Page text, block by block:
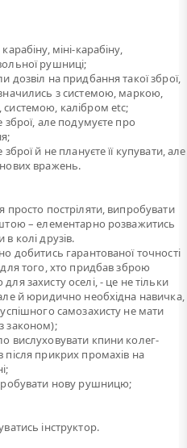
міні-карабіну,
рушниці;
дозвіл на придбання такої зброї,
з системою, маркою,
калібром etc;
зброї, але подумуєте про
й не плануєте її купувати, але
вражень.
просто постріляти, випробувати
– елементарно розважитись
колі друзів.
добитись гарантованої точності
того, хто придбав зброю
захисту оселі, - це не тільки
й юридично необхідна навичка,
самозахисту не мати
законом);
вислуховувати кпини колег-
після прикрих промахів на
нову рушницю;
інструктор.